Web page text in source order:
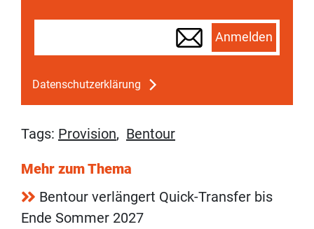
Anmelden
Datenschutzerklärung
Tags: Provision, Bentour
Mehr zum Thema
Bentour verlängert Quick-Transfer bis
Ende Sommer 2027